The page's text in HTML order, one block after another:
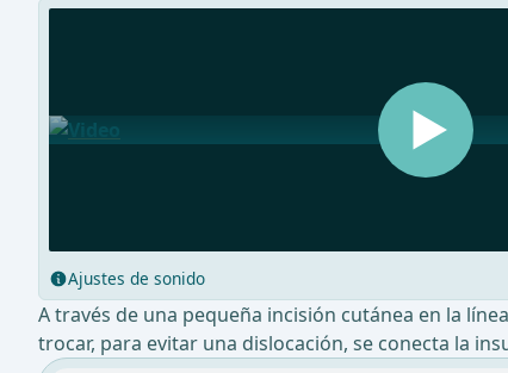
Ajustes de sonido
A través de una pequeña incisión cutánea en la
trocar, para evitar una dislocación, se conecta la